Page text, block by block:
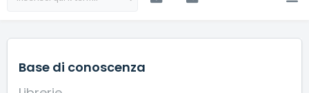
Base di conoscenza